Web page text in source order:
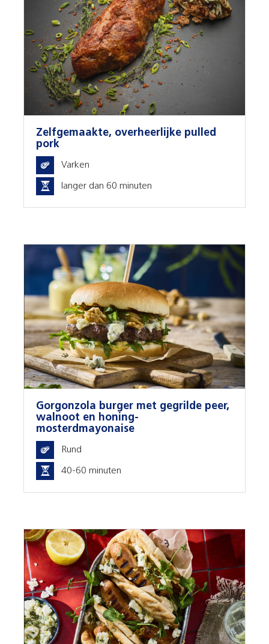
Zelfgemaakte, overheerlijke pulled
pork
Varken
langer dan 60 minuten
Gorgonzola burger met gegrilde peer,
walnoot en honing-
mosterdmayonaise
Rund
40-60 minuten